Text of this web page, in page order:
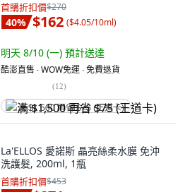
首購折扣價$270
40% $162 ($4.05/10ml)
明天 8/10 (一) 預計送達
酷澎直售 ∙ WOW免運 ∙ 免費退貨
(12)
满 $1,500 再省 $75 (王道卡)
La'ELLOS 愛諾斯 晶亮絲柔水膜 免沖
洗護髮, 200ml, 1瓶
首購折扣價$453